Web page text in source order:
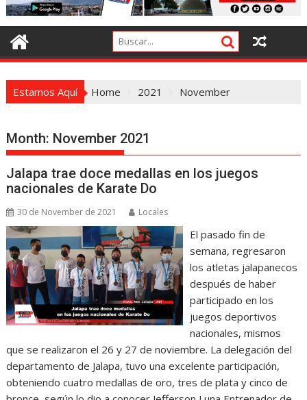
Estamos Aquí Home 2021 November
Month: November 2021
Jalapa trae doce medallas en los juegos
nacionales de Karate Do
30 de November de 2021 Locales
El pasado fin de
semana, regresaron
los atletas jalapanecos
después de haber
participado en los
juegos deportivos
nacionales, mismos
que se realizaron el 26 y 27 de noviembre. La delegación del
departamento de Jalapa, tuvo una excelente participación,
obteniendo cuatro medallas de oro, tres de plata y cinco de